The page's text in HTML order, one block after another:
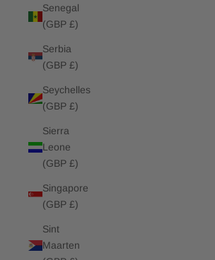
Senegal
(GBP £)
Serbia
(GBP £)
Seychelles
(GBP £)
Sierra
Leone
(GBP £)
Singapore
(GBP £)
Sint
Maarten